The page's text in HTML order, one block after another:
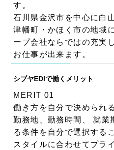
す。
石川県金沢市を中心に白
津幡町・かほく市の地域
ープ会社ならではの充実
お仕事が出来ます。
シブヤEDIで働くメリット
MERIT 01
働き方を自分で決められる
勤務地、勤務時間、 就業
る条件を自分で選択する
スタイルに合わせてプラ